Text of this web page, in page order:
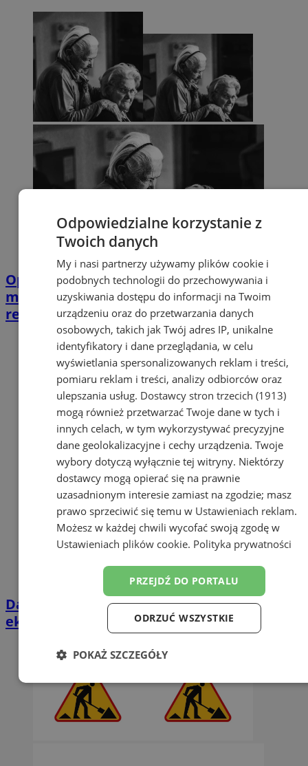
Opiekujesz się bliską osobą? Ta ankieta
może wpłynąć na przyszłe wsparcie w
regionie
Darmowe wakacyjne kino w Orzeszu. Na
ekranie „Mój brat niedźwiedź 2”
Odpowiedzialne korzystanie z
Twoich danych
My i nasi partnerzy używamy plików cookie i
podobnych technologii do przechowywania i
uzyskiwania dostępu do informacji na Twoim
urządzeniu oraz do przetwarzania danych
osobowych, takich jak Twój adres IP, unikalne
identyfikatory i dane przeglądania, w celu
wyświetlania spersonalizowanych reklam i treści,
pomiaru reklam i treści, analizy odbiorców oraz
ulepszania usług. Dostawcy stron trzecich (1913)
mogą również przetwarzać Twoje dane w tych i
innych celach, w tym wykorzystywać precyzyjne
dane geolokalizacyjne i cechy urządzenia. Twoje
wybory dotyczą wyłącznie tej witryny. Niektórzy
dostawcy mogą opierać się na prawnie
uzasadnionym interesie zamiast na zgodzie; masz
prawo sprzeciwić się temu w Ustawieniach reklam.
Możesz w każdej chwili wycofać swoją zgodę w
Ustawieniach plików cookie. Polityka prywatności
PRZEJDŹ DO PORTALU
ODRZUĆ WSZYSTKIE
POKAŻ SZCZEGÓŁY
Niezbędne Wydajność Targetowanie